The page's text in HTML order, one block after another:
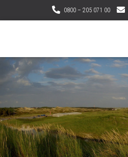
0800 – 205 071 00